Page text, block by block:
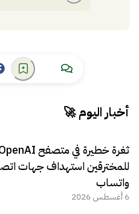
أخبار اليوم 🚀
للمخترقين استهداف جهات
واتساب
6 أغسطس 2026